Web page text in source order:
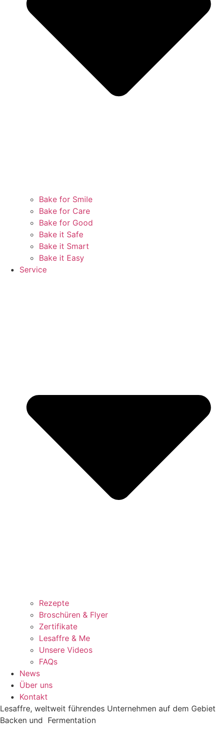
Bake for Smile
Bake for Care
Bake for Good
Bake it Safe
Bake it Smart
Bake it Easy
Service
Rezepte
Broschüren & Flyer
Zertifikate
Lesaffre & Me
Unsere Videos
FAQs
News
Über uns
Kontakt
Lesaffre, weltweit führendes Unternehmen auf dem Gebiet
Backen und Fermentation